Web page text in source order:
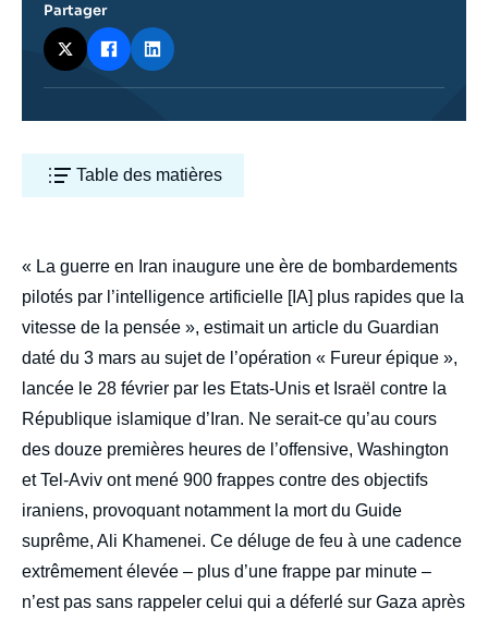
Table des matières
body
« La guerre en Iran inaugure une ère de bombardements
pilotés par l’intelligence artificielle [IA] plus rapides que la
vitesse de la pensée », estimait un article du Guardian
daté du 3 mars au sujet de l’opération « Fureur épique »,
lancée le 28 février par les Etats-Unis et Israël contre la
République islamique d’Iran. Ne serait-ce qu’au cours
des douze premières heures de l’offensive, Washington
et Tel-Aviv ont mené 900 frappes contre des objectifs
iraniens, provoquant notamment la mort du Guide
suprême, Ali Khamenei. Ce déluge de feu à une cadence
extrêmement élevée – plus d’une frappe par minute –
n’est pas sans rappeler celui qui a déferlé sur Gaza après
Partager